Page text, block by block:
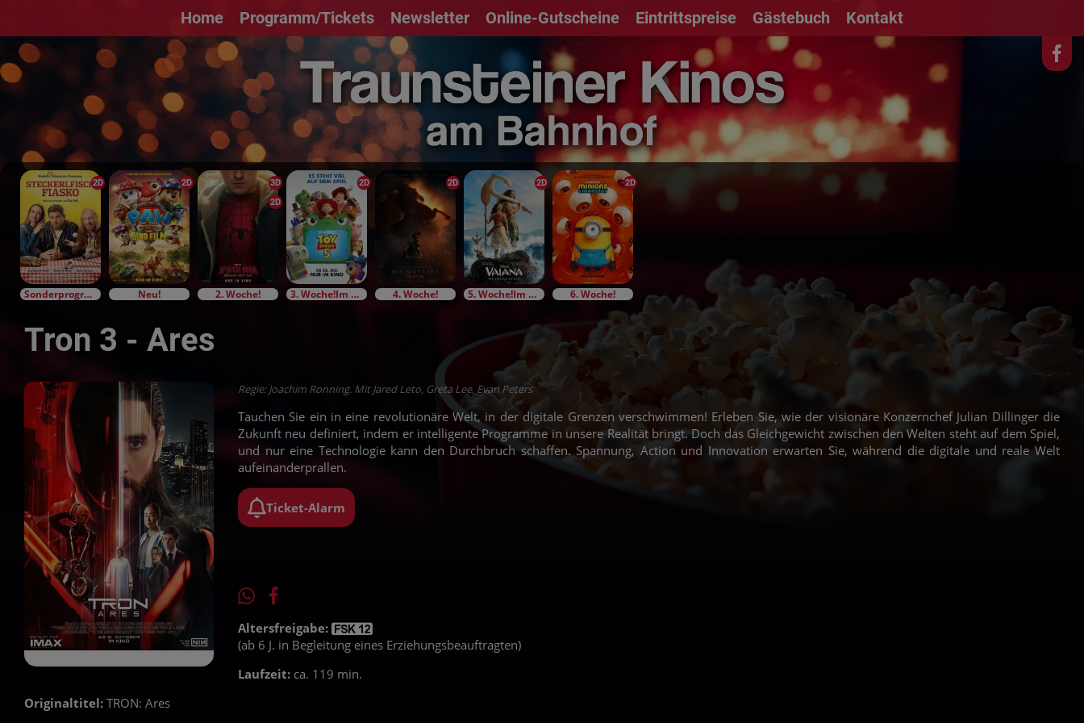
Home Programm/Tickets Newsletter Online-Gutscheine Eintrittspreise Gästebuch Kontakt
2D
Sonderprogramm
2D
Neu!
3D
2D
2. Woche!
2D
3. Woche!Im Bundesstart
2D
4. Woche!
2D
5. Woche!Im Bundesstart
2D
6. Woche!
Tron 3 - Ares
Regie: Joachim Ronning. Mit Jared Leto, Greta Lee, Evan Peters
Tauchen Sie ein in eine revolutionäre Welt, in der digitale Grenzen verschwimmen! Erleben Sie, wie der visionäre Konzernchef Julian Dillinger die
Zukunft neu definiert, indem er intelligente Programme in unsere Realität bringt. Doch das Gleichgewicht zwischen den Welten steht auf dem Spiel,
und nur eine Technologie kann den Durchbruch schaffen. Spannung, Action und Innovation erwarten Sie, während die digitale und reale Welt
aufeinanderprallen.
Ticket-Alarm
Altersfreigabe:
(ab 6 J. in Begleitung eines Erziehungsbeauftragten)
Laufzeit: ca. 119 min.
Originaltitel: TRON: Ares